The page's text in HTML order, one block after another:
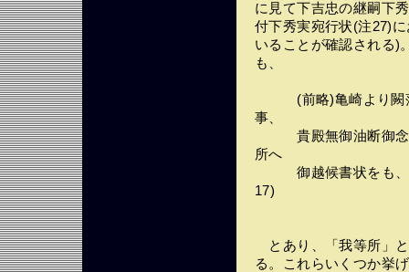
に見て下吉忠の継嗣下
付下秀実宛行状(注27)
いることが確認される)
も、
(前略)亀崎より闕落
事、
貴殿無御油断御念入
所へ
御越候書状をも、今
17)
とあり、「我等所」
る。これらいくつか挙